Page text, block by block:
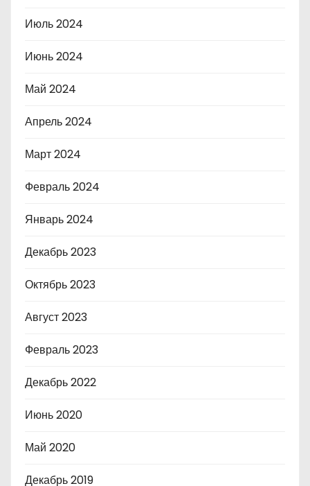
Июль 2024
Июнь 2024
Май 2024
Апрель 2024
Март 2024
Февраль 2024
Январь 2024
Декабрь 2023
Октябрь 2023
Август 2023
Февраль 2023
Декабрь 2022
Июнь 2020
Май 2020
Декабрь 2019